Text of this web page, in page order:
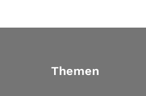
Themen